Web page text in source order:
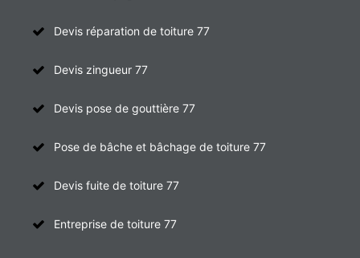
Devis réparation de toiture 77
Devis zingueur 77
Devis pose de gouttière 77
Pose de bâche et bâchage de toiture 77
Devis fuite de toiture 77
Entreprise de toiture 77